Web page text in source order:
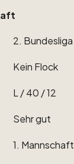
2. Bundesliga
Kein Flock
L ​/​40 ​/​12
Sehrgut
1. Mannschaft